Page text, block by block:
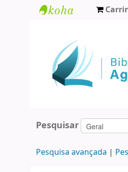
Agamenon
Magalhães
Pesquisar
Pesquisa avançada